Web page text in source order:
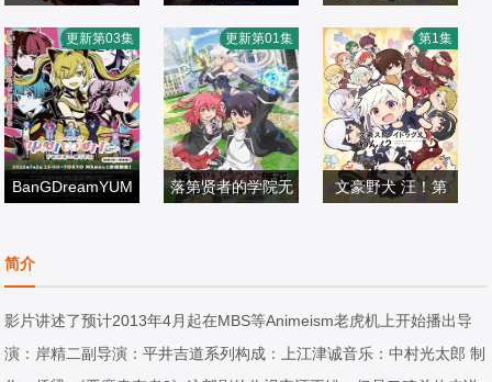
花,盐口量平,本泉
莉奈,坂泰斗,三上
枝织,松田飒水,广
桥凉,桑原由气,福
原绫香,德留慎乃
里,稗田宁宁,河濑
茉希,青山玲菜,猪
股慧士,大野智敬,
手冢宏通,堀金苍
日本动漫
2026/日本
纪,津田美波,寺泽
百花
日本动漫
2026/日本
正,樱井孝宏,诸星
堇,石田彰,子安武
人,森川智之,福山
润,梶裕贵,花泽香
菜,大塚明夫,小野
草尾毅,阿座上洋
平,千叶翔也,林勇,
上村祐翔
日本动漫
2026/日本
BanGDreamYUM
野乃花,峰月律,藤
都子,千石由乃
日本动漫
2026/日本
更新第03集
落第贤者的学院无
险记
加藤英美里,平川
大辅,东地宏树,福
原绫香
2026/日本
更新第01集
文豪野犬 汪！第
堇,小野贤章,谷山
纪章,樱井孝宏,花
泽香菜,森川智之,
2026/日本
第1集
简介
影片讲述了预计2013年4月起在MBS等Animeism老虎机上开始播出导
演：岸精二副导演：平井吉道系列构成：上江津诚音乐：中村光太郎 制